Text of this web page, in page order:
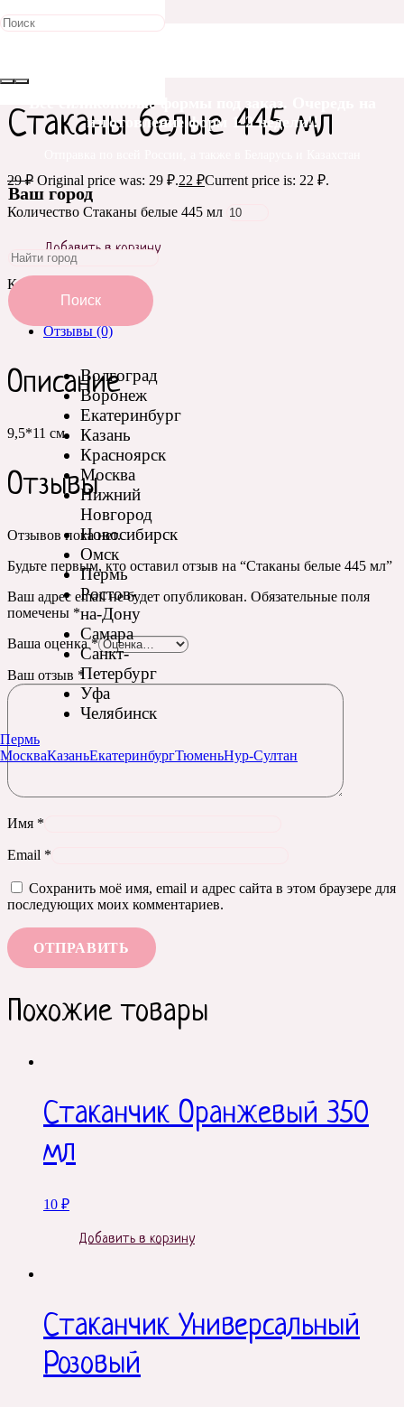
Все силиконовые формы под заказ. Очередь на
изготовление форм 1-2 недели!!
Ваш город
Поиск
Волгоград
Воронеж
Екатеринбург
Казань
Красноярск
Москва
Нижний
Новгород
Новосибирск
Омск
Пермь
Ростов-
на-Дону
Самара
Санкт-
Петербург
Уфа
Челябинск
Пермь
МоскваКазаньЕкатеринбургТюменьНур-Султан
Распродажа!
Стаканы белые 445 мл
29₽ Original price was: 29 ₽.22 ₽Current price is: 22 ₽.
Количество Стаканы белые 445 мл
Добавить в корзину
Категория:
Отзывы (0)
Описание
9,5*11 см
Отзывы
Отзывов пока нет.
Будьте первым, кто оставил отзыв на “Стаканы белые 445 мл”
Ваш адрес email не будет опубликован. Обязательные поля
помечены *
Ваша оценка*
Ваш отзыв *
Имя *
Email *
Сохранить моё имя, email и адрес сайта в этом браузере для
последующих моих комментариев.
Похожие товары
Стаканчик Оранжевый 350
мл
10 ₽
Добавить в корзину
Стаканчик Универсальный
Розовый